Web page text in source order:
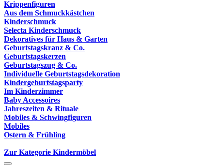
Krippenfiguren
Aus dem Schmuckkästchen
Kinderschmuck
Selecta Kinderschmuck
Dekoratives für Haus & Garten
Geburtstagskranz & Co.
Geburtstagskerzen
Geburtstagszug & Co.
Individuelle Geburtstagsdekoration
Kindergeburtstagsparty
Im Kinderzimmer
Baby Accessoires
Jahreszeiten & Rituale
Mobiles & Schwingfiguren
Mobiles
Ostern & Frühling
Zur Kategorie Kindermöbel